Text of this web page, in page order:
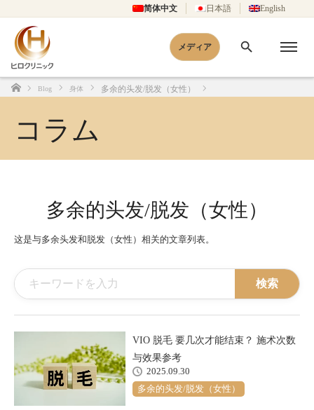
简体中文 日本語 English
メディア
Home
Blog 身体 多余的头发/脱发（女性）
コラム
多余的头发/脱发（女性）
这是与多余头发和脱发（女性）相关的文章列表。
検索
VIO 脱毛 要几次才能结束？ 施术次数
与效果参考
2025.09.30
多余的头发/脱发（女性）